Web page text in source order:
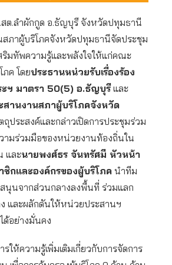
ต.ลำผักกูด อ.ธัญบุรี จังหวัดปทุมธานี
ภาผู้บริโภคจังหวัดปทุมธานีจัดประชุม
ริมทัพความรู้และพลังใจให้แก่คณะ
ค โดยประธานหน่วยรับเรื่องร้อง
ะฯ มาตรา 50(5) อ.ธัญบุรีและ
านงานสภาผู้บริโภคจังหวัด
ถุประสงค์และกล่าวเปิดการประชุมร่วม
ามร่วมมือของหน่วยงานท้องถิ่นใน
และนายพงศ์ธร จันทรัศมี หัวหน้า
กและองค์กรของผู้บริโภค นำทีม
นุนจากส่วนกลางลงพื้นที่ ร่วมแลก
และผลักดันให้หน่วยประสานฯ
ด้อย่างมั่นคง
ให้ความรู้เพิ่มเติมเกี่ยวกับการจัดการ